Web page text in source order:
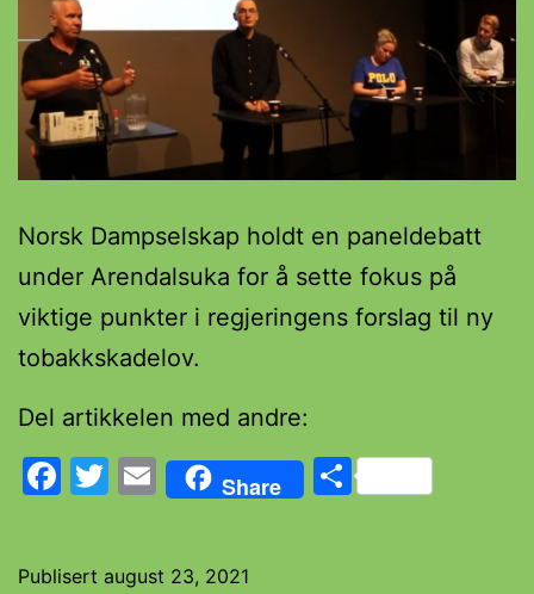
Norsk Dampselskap holdt en paneldebatt
under Arendalsuka for å sette fokus på
viktige punkter i regjeringens forslag til ny
tobakkskadelov.
Del artikkelen med andre:
Facebook
Twitter
EmailShare Share
Publisert august 23, 2021